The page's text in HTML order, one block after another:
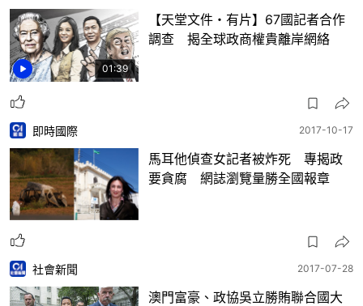
01:39
【天堂文件・有片】67國記者合作
調查 揭全球政商權貴離岸網絡
即時國際 2017-10-17
馬耳他偵查女記者被炸死 專揭政
要貪腐 網誌瀏覽量勝全國報章
社會新聞 2017-07-28
澳門富豪、政協吳立勝賄聯合國大